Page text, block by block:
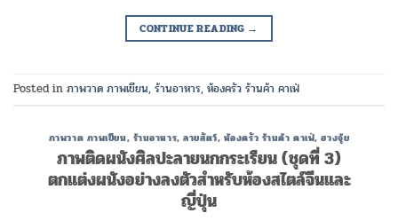
CONTINUE READING →
Posted in ภาพวาด ภาพเขียน, ร้านอาหาร, ห้องครัว ร้านค้า คาเฟ่
ภาพวาด ภาพเขียน, ร้านอาหาร,ลายสัตว์, ห้องครัว ร้านค้า คาเฟ่,ฮวงจุ้ย
ภาพติดผนังศิลปะลายนกกระเรียน (ชุดที่ 3)
ตกแต่งผนังอย่างลงตัวสำหรับห้องสไตล์จีนและ
ญี่ปุ่น